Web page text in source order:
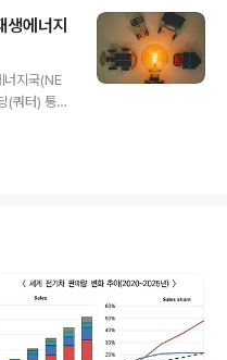
침공으로
5.11달러)
높은 수
상승은 러
인했으
미치고 있
에너지
너지국(NE
(쿼터) 통
정구역에
지’에는 2
. 할당에는
각 省은 재
을 거래하
2월 말까